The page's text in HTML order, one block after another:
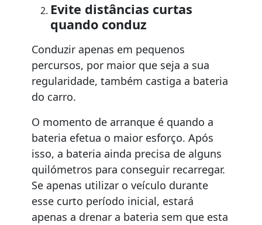
Evite distâncias curtas
quando conduz
Conduzir apenas em pequenos
percursos, por maior que seja a sua
regularidade, também castiga a bateria
do carro.
O momento de arranque é quando a
bateria efetua o maior esforço. Após
isso, a bateria ainda precisa de alguns
quilómetros para conseguir recarregar.
Se apenas utilizar o veículo durante
esse curto período inicial, estará
apenas a drenar a bateria sem que esta